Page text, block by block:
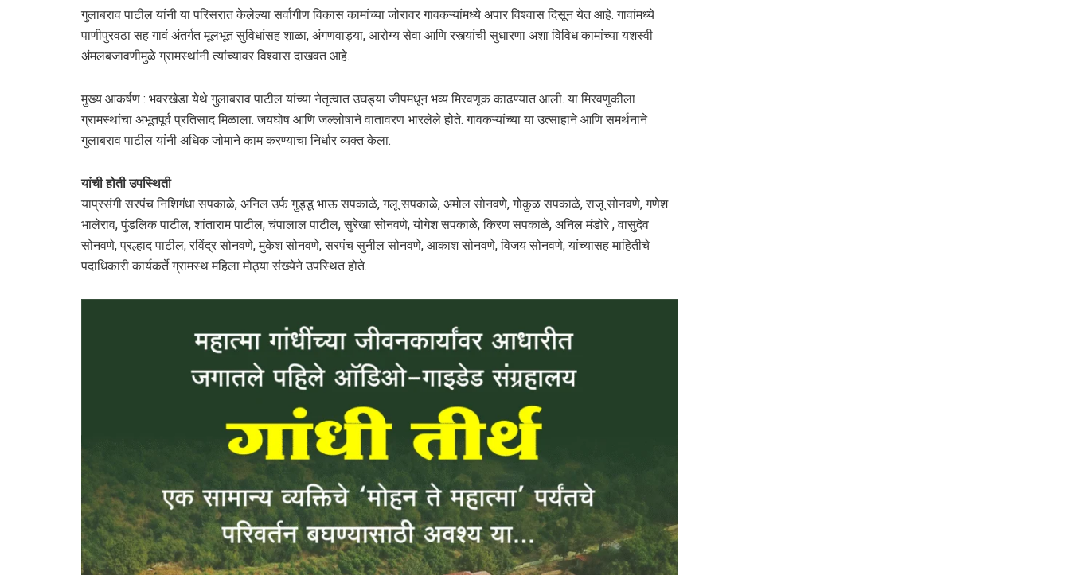
गुलाबराव पाटील यांनी या परिसरात केलेल्या सर्वांगीण विकास कामांच्या जोरावर गावकऱ्यांमध्ये अपार विश्वास दिसून येत आहे. गावांमध्ये
पाणीपुरवठा सह गावं अंतर्गत मूलभूत सुविधांसह शाळा, अंगणवाड्या, आरोग्य सेवा आणि रस्त्यांची सुधारणा अशा विविध कामांच्या यशस्वी
अंमलबजावणीमुळे ग्रामस्थांनी त्यांच्यावर विश्वास दाखवत आहे.
मुख्य आकर्षण : भवरखेडा येथे गुलाबराव पाटील यांच्या नेतृत्वात उघड्या जीपमधून भव्य मिरवणूक काढण्यात आली. या मिरवणुकीला
ग्रामस्थांचा अभूतपूर्व प्रतिसाद मिळाला. जयघोष आणि जल्लोषाने वातावरण भारलेले होते. गावकऱ्यांच्या या उत्साहाने आणि समर्थनाने
गुलाबराव पाटील यांनी अधिक जोमाने काम करण्याचा निर्धार व्यक्त केला.
यांची होती उपस्थिती
याप्रसंगी सरपंच निशिगंधा सपकाळे, अनिल उर्फ गुड्डू भाऊ सपकाळे, गलू सपकाळे, अमोल सोनवणे, गोकुळ सपकाळे, राजू सोनवणे, गणेश
भालेराव, पुंडलिक पाटील, शांताराम पाटील, चंपालाल पाटील, सुरेखा सोनवणे, योगेश सपकाळे, किरण सपकाळे, अनिल मंडोरे , वासुदेव
सोनवणे, प्रल्हाद पाटील, रविंद्र सोनवणे, मुकेश सोनवणे, सरपंच सुनील सोनवणे, आकाश सोनवणे, विजय सोनवणे, यांच्यासह माहितीचे
पदाधिकारी कार्यकर्ते ग्रामस्थ महिला मोठ्या संख्येने उपस्थित होते.